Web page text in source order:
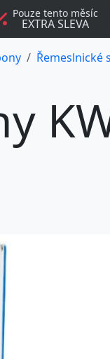
Pouze tento měsíc
EXTRA SLEVA
Řemeslnické